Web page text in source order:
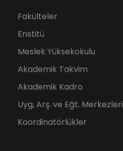
Fakülteler
Enstitü
Meslek Yüksekokulu
Akademik Takvim
Akademik Kadro
Uyg, Arş. ve Eğt. Merkezleri
Koordinatörlükler